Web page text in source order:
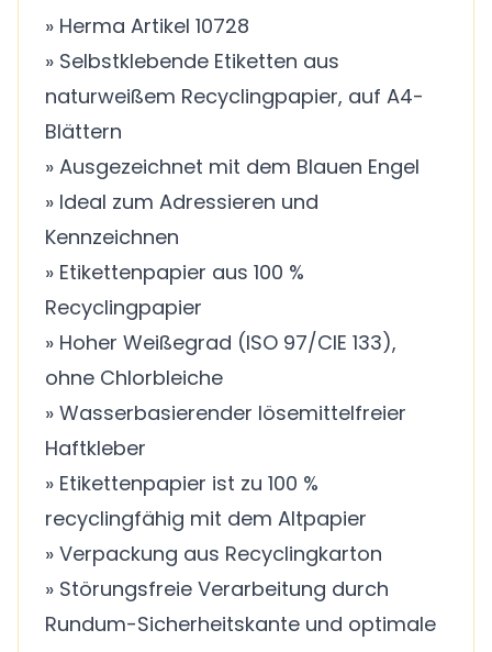
» Herma Artikel 10728
» Selbstklebende Etiketten aus
naturweißem Recyclingpapier, auf A4-
Blättern
» Ausgezeichnet mit dem Blauen Engel
» Ideal zum Adressieren und
Kennzeichnen
» Etikettenpapier aus 100 %
Recyclingpapier
» Hoher Weißegrad (ISO 97/CIE 133),
ohne Chlorbleiche
» Wasserbasierender lösemittelfreier
Haftkleber
» Etikettenpapier ist zu 100 %
recyclingfähig mit dem Altpapier
» Verpackung aus Recyclingkarton
» Störungsfreie Verarbeitung durch
Rundum-Sicherheitskante und optimale